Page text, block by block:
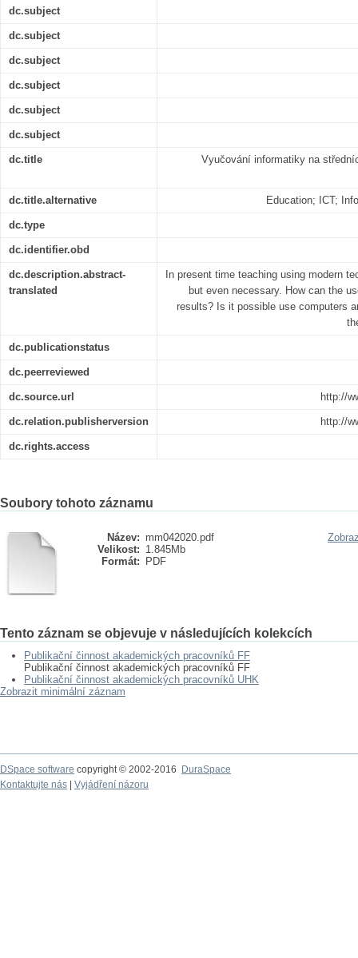
dc.subject
dc.subject
dc.subject
dc.subject
dc.subject
dc.subject
dc.title Vyučování informatiky na
dc.title.alternative Education; ICT;
dc.type
dc.identifier.obd
dc.description.abstract-
translated
In present time teaching using modern
but even necessary. How can the
results? Is it possible use computers
dc.publicationstatus
dc.peerreviewed
dc.source.url http://
dc.relation.publisherversion http://
dc.rights.access
Soubory tohoto záznamu
Název: mm042020.pdf
Velikost: 1.845Mb
Formát:
PDF
Tento záznam se objevuje v následujících kolekcích
Publikační činnost akademických pracovníků FF
Publikační činnost akademických pracovníků FF
Publikační činnost akademických pracovníků UHK
Zobrazit minimální záznam
DSpace software copyright © 2002-2016
DuraSpace
Kontaktujte nás
Vyjádření názoru